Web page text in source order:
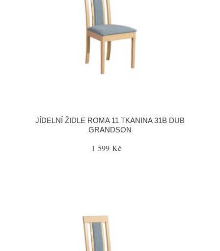
JÍDELNÍ ŽIDLE ROMA 11 TKANINA 31B DUB
GRANDSON
1 599 Kč